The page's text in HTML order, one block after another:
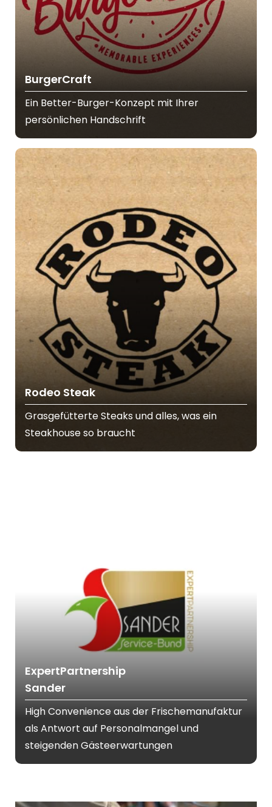
BurgerCraft
Ein Better-Burger-Konzept mit Ihrer
persönlichen Handschrift
Rodeo Steak
Grasgefütterte Steaks und alles, was ein
Steakhouse so braucht
ExpertPartnership
Sander
High Convenience aus der Frischemanufaktur
als Antwort auf Personalmangel und
steigenden Gästeerwartungen